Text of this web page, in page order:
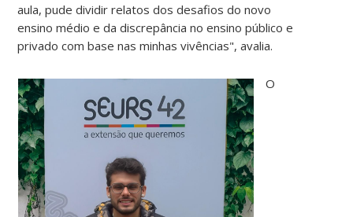
aula, pude dividir relatos dos desafios do novo
ensino médio e da discrepância no ensino público e
privado com base nas minhas vivências", avalia.
O